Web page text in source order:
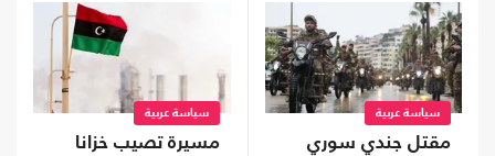
سياسة عربية
مقتل جندي سوري
سياسة عربية
مسيرة تصيب خزانا